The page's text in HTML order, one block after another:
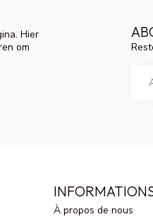
Hier
om
À propos de nous